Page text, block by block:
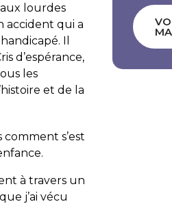
lourdes
accident qui a
Il
d’espérance,
les
et de la
s’est
à travers un
j’ai vécu